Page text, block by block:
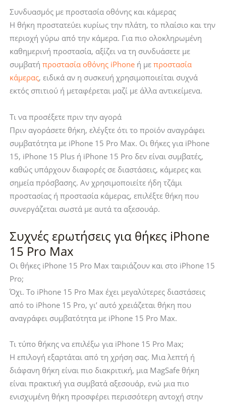
Συνδυασμός με προστασία οθόνης και κάμερας
Η θήκη προστατεύει κυρίως την πλάτη, το πλαίσιο και την
περιοχή γύρω από την κάμερα. Για πιο ολοκληρωμένη
καθημερινή προστασία, αξίζει να τη συνδυάσετε με
συμβατή προστασία οθόνης iPhoneή με προστασία
κάμερας, ειδικά αν η συσκευή χρησιμοποιείται συχνά
εκτός σπιτιού ή μεταφέρεται μαζί με άλλα αντικείμενα.
Τι να προσέξετε πριν την αγορά
Πριν αγοράσετε θήκη, ελέγξτε ότι το προϊόν αναγράφει
συμβατότητα με iPhone 15 Pro Max. Οι θήκες για iPhone
15, iPhone 15 Plus ή iPhone 15 Pro δεν είναι συμβατές,
καθώς υπάρχουν διαφορές σε διαστάσεις, κάμερες και
σημεία πρόσβασης. Αν χρησιμοποιείτε ήδη τζάμι
προστασίας ή προστασία κάμερας, επιλέξτε θήκη που
συνεργάζεται σωστά με αυτά τα αξεσουάρ.
Συχνές ερωτήσεις για θήκες iPhone
15 Pro Max
Οι θήκες iPhone 15 Pro Max ταιριάζουν και στο iPhone 15
Pro;
Όχι. Το iPhone 15 Pro Max έχει μεγαλύτερες διαστάσεις
από το iPhone 15 Pro, γι’ αυτό χρειάζεται θήκη που
αναγράφει συμβατότητα με iPhone 15 Pro Max.
Τι τύπο θήκης να επιλέξω για iPhone 15 Pro Max;
Η επιλογή εξαρτάται από τη χρήση σας. Μια λεπτή ή
διάφανη θήκη είναι πιο διακριτική, μια MagSafe θήκη
είναι πρακτική για συμβατά αξεσουάρ, ενώ μια πιο
ενισχυμένη θήκη προσφέρει περισσότερη αντοχή στην